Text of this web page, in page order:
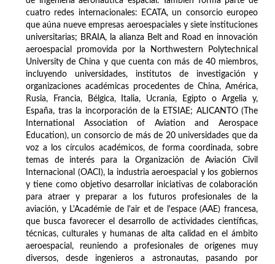
cuatro redes internacionales: ECATA, un consorcio europeo
que aúna nueve empresas aeroespaciales y siete instituciones
universitarias; BRAIA, la alianza Belt and Road en innovación
aeroespacial promovida por la Northwestern Polytechnical
University de China y que cuenta con más de 40 miembros,
incluyendo universidades, institutos de investigación y
organizaciones académicas procedentes de China, América,
Rusia, Francia, Bélgica, Italia, Ucrania, Egipto o Argelia y,
España, tras la incorporación de la ETSIAE; ALICANTO (The
International Association of Aviation and Aerospace
Education), un consorcio de más de 20 universidades que da
voz a los círculos académicos, de forma coordinada, sobre
temas de interés para la Organización de Aviación Civil
Internacional (OACI), la industria aeroespacial y los gobiernos
y tiene como objetivo desarrollar iniciativas de colaboración
para atraer y preparar a los futuros profesionales de la
aviación, y L'Académie de l'air et de l'espace (AAE) francesa,
que busca favorecer el desarrollo de actividades científicas,
técnicas, culturales y humanas de alta calidad en el ámbito
aeroespacial, reuniendo a profesionales de orígenes muy
diversos, desde ingenieros a astronautas, pasando por